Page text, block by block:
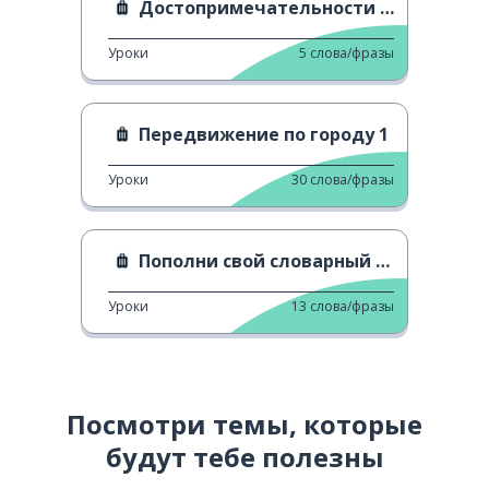
Достопримечательности родного города
Уроки 5 слова/фразы
Передвижение по городу 1
Уроки 30 слова/фразы
Пополни свой словарный запас: места 2
Уроки 13 слова/фразы
Посмотри темы, которые
будут тебе полезны